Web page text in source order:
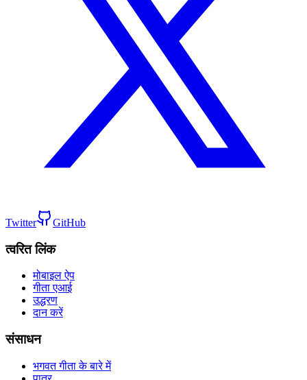
Twitter GitHub
त्वरित लिंक
मोबाइल ऐप
गीता एआई
उद्धरण
दान करें
संसाधन
भगवत गीता के बारे में